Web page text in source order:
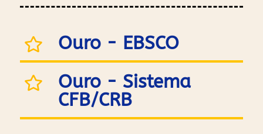
Ouro - EBSCO
Ouro - Sistema
CFB/CRB